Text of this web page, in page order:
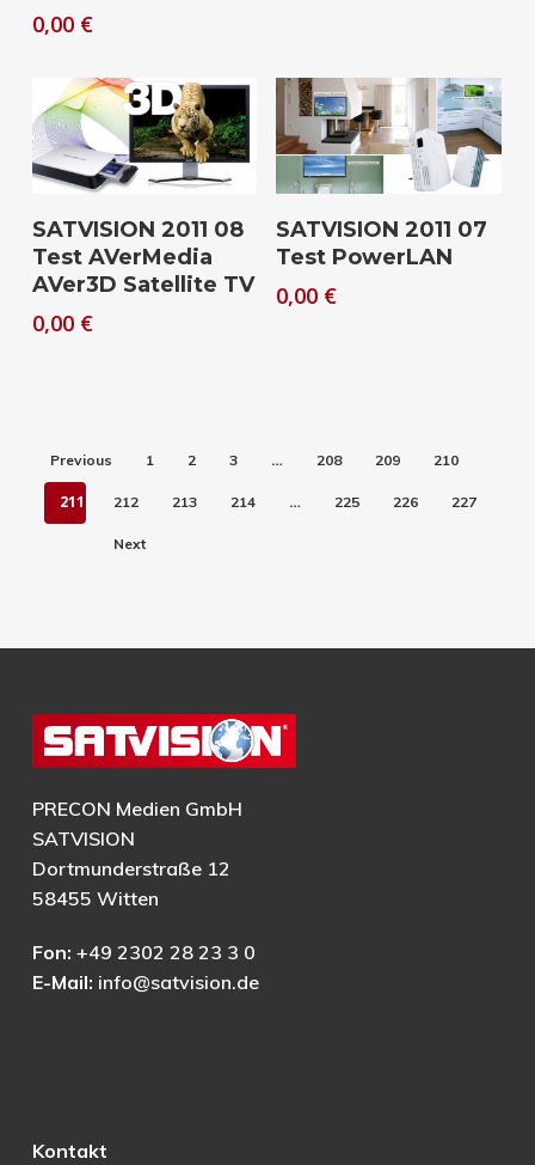
0,00 €
Download
SATVISION 2011 08
Test AVerMedia
AVer3D Satellite TV
0,00 €
Download
SATVISION 2011 07
Test PowerLAN
0,00 €
Previous 1 2 3 … 208 209 210
211 212 213 214 … 225 226 227
Next
PRECON Medien GmbH
SATVISION
Dortmunderstraße 12
58455 Witten
Fon: +49 2302 28 23 3 0
E-Mail: info@satvision.de
Kontakt